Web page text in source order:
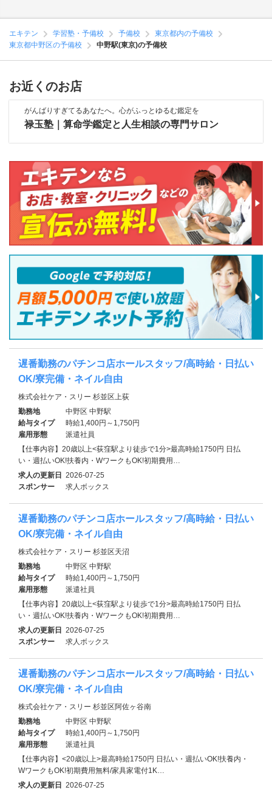
エキテン 学習塾・予備校 予備校
東京都内の予備校
東京都中野区の予備校
中野駅(東京)の予備校
お近くのお店
がんばりすぎてるあなたへ。心がふっとゆるむ鑑定を
禄玉塾｜算命学鑑定と人生相談の専門サロン
遅番勤務のパチンコ店ホールスタッフ/高時給・日払い
OK/寮完備・ネイル自由
株式会社ケア・スリー 杉並区上荻
勤務地
中野区 中野駅
給与タイプ
時給1,400円～1,750円
雇用形態
派遣社員
【仕事内容】20歳以上<荻窪駅より徒歩で1分>最高時給1750円 日払
い・週払いOK!扶養内・WワークもOK!初期費用…
求人の更新日 2026-07-25
スポンサー
求人ボックス
遅番勤務のパチンコ店ホールスタッフ/高時給・日払い
OK/寮完備・ネイル自由
株式会社ケア・スリー 杉並区天沼
勤務地
中野区 中野駅
給与タイプ
時給1,400円～1,750円
雇用形態
派遣社員
【仕事内容】20歳以上<荻窪駅より徒歩で1分>最高時給1750円 日払
い・週払いOK!扶養内・WワークもOK!初期費用…
求人の更新日 2026-07-25
スポンサー
求人ボックス
遅番勤務のパチンコ店ホールスタッフ/高時給・日払い
OK/寮完備・ネイル自由
株式会社ケア・スリー 杉並区阿佐ヶ谷南
勤務地
中野区 中野駅
給与タイプ
時給1,400円～1,750円
雇用形態
派遣社員
【仕事内容】<20歳以上>最高時給1750円 日払い・週払いOK!扶養内・
WワークもOK!初期費用無料/家具家電付1K…
求人の更新日 2026-07-25